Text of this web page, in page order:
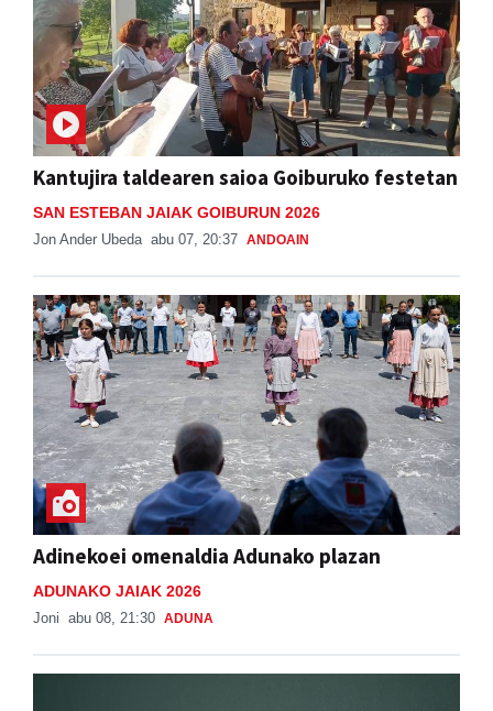
Kantujira taldearen saioa Goiburuko festetan
SAN ESTEBAN JAIAK GOIBURUN 2026
Jon Ander Ubeda abu 07, 20:37 ANDOAIN
Adinekoei omenaldia Adunako plazan
ADUNAKO JAIAK 2026
Joni abu 08, 21:30 ADUNA